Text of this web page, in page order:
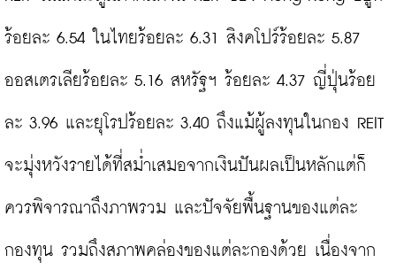
ร้อยละ 6.54 ในไทยร้อยละ 6.31 สิงคโปร์ร้อยละ 5.87
ออสเตรเลียร้อยละ 5.16 สหรัฐฯ ร้อยละ 4.37 ญี่ปุ่นร้อย
ละ 3.96 และยุโรปร้อยละ 3.40 ถึงแม้ผู้ลงทุนในกอง REIT
จะมุ่งหวังรายได้ที่สม่ำเสมอจากเงินปันผลเป็นหลักแต่ก็
ควรพิจารณาถึงภาพรวม และปัจจัยพื้นฐานของแต่ละ
กองทุน รวมถึงสภาพคล่องของแต่ละกองด้วย เนื่องจาก